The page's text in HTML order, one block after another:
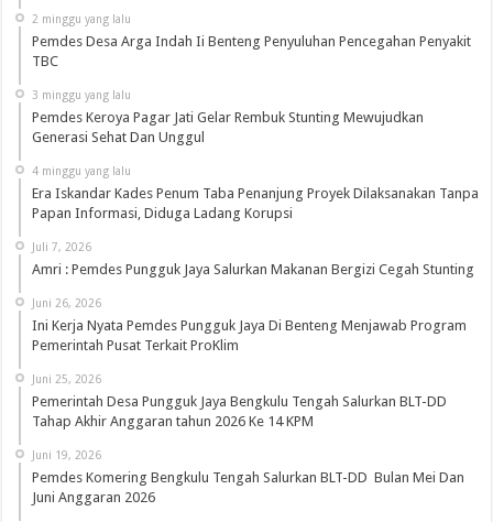
2 minggu yang lalu
Pemdes Desa Arga Indah Ii Benteng Penyuluhan Pencegahan Penyakit
TBC
3 minggu yang lalu
Pemdes Keroya Pagar Jati Gelar Rembuk Stunting Mewujudkan
Generasi Sehat Dan Unggul
4 minggu yang lalu
Era Iskandar Kades Penum Taba Penanjung Proyek Dilaksanakan Tanpa
Papan Informasi, Diduga Ladang Korupsi
Juli 7, 2026
Amri : Pemdes Pungguk Jaya Salurkan Makanan Bergizi Cegah Stunting
Juni 26, 2026
Ini Kerja Nyata Pemdes Pungguk Jaya Di Benteng Menjawab Program
Pemerintah Pusat Terkait ProKlim
Juni 25, 2026
Pemerintah Desa Pungguk Jaya Bengkulu Tengah Salurkan BLT-DD
Tahap Akhir Anggaran tahun 2026 Ke 14 KPM
Juni 19, 2026
Pemdes Komering Bengkulu Tengah Salurkan BLT-DD Bulan Mei Dan
Juni Anggaran 2026